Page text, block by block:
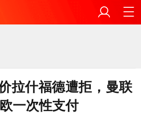
拉什福德遭拒，曼联
一次性支付